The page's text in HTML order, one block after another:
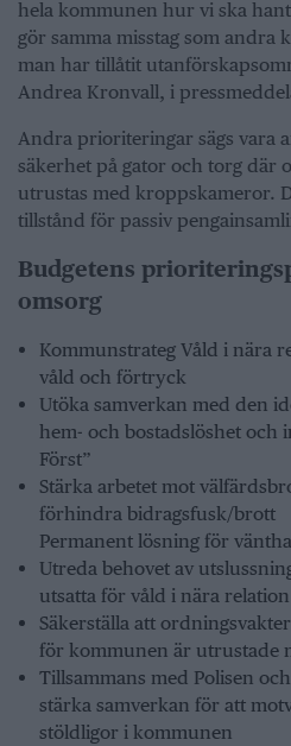
hela kommunen hur vi ska
gör samma misstag som
man har tillåtit
Andrea Kronvall, i
Andra prioriteringar sägs vara
säkerhet på gator och torg där
utrustas med kroppskameror.
tillstånd för passiv
Budgetens
omsorg
Kommunstrateg Våld i nära
våld och förtryck
Utöka samverkan med den
hem- och bostadslöshet och
Först”
Stärka arbetet mot
förhindra bidragsfusk/brott
Permanent lösning för
Utreda behovet av
utsatta för våld i nära relation
Säkerställa att
för kommunen är utrustade
Tillsammans med Polisen
stärka samverkan för att
stöldligor i kommunen